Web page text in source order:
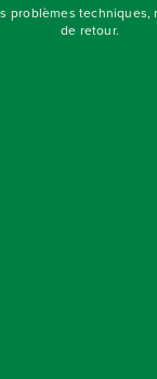
problèmes
de retour.